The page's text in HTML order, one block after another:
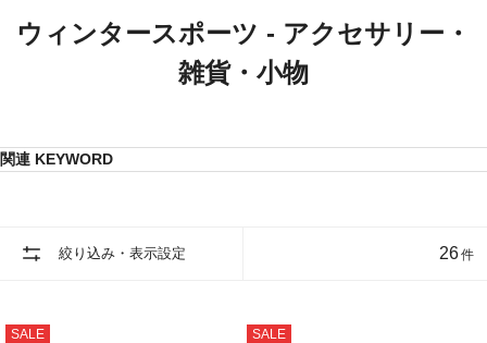
ウィンタースポーツ - アクセサリー・
雑貨・小物
関連 KEYWORD
絞り込み・表示設定 26件
SALE SALE